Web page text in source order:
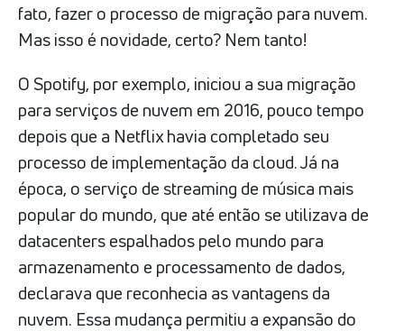
fato, fazer o processo de migração para nuvem.
Mas isso é novidade, certo? Nem tanto!
O Spotify, por exemplo, iniciou a sua migração
para serviços de nuvem em 2016, pouco tempo
depois que a Netflix havia completado seu
processo de implementação da cloud. Já na
época, o serviço de streaming de música mais
popular do mundo, que até então se utilizava de
datacenters espalhados pelo mundo para
armazenamento e processamento de dados,
declarava que reconhecia as vantagens da
nuvem. Essa mudança permitiu a expansão do